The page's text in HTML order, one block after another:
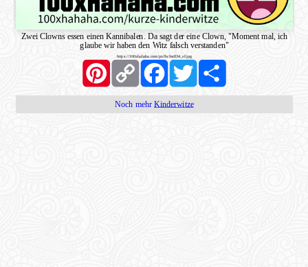
Zwei Clowns essen einen Kannibalen. Da sagt der eine Clown, "Moment mal, ich
glaube wir haben den Witz falsch verstanden"
https://100xhahaha.com/pic!bcfea834_sf.jpg
PinterestCopy
Link
FacebookTwitter Share
Noch mehr Kinderwitze